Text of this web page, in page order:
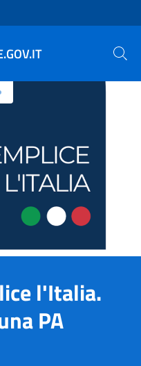
Cerca
l'Italia.
PA